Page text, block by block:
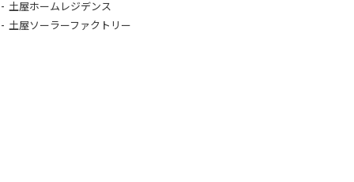
土屋ホームレジデンス
土屋ソーラーファクトリー